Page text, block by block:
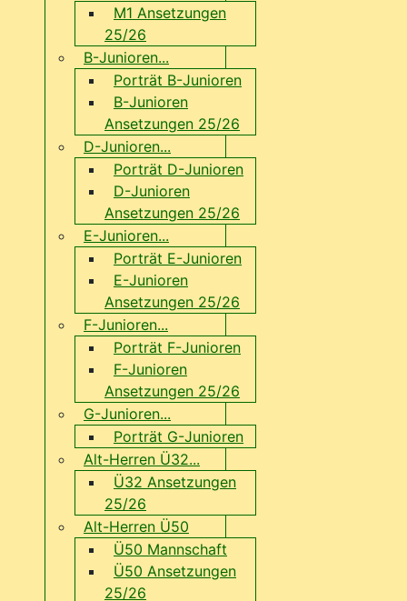
M1 Ansetzungen
25/26
B-Junioren...
Porträt B-Junioren
B-Junioren
Ansetzungen 25/26
D-Junioren...
Porträt D-Junioren
D-Junioren
Ansetzungen 25/26
E-Junioren...
Porträt E-Junioren
E-Junioren
Ansetzungen 25/26
F-Junioren...
Porträt F-Junioren
F-Junioren
Ansetzungen 25/26
G-Junioren...
Porträt G-Junioren
Alt-Herren Ü32...
Ü32 Ansetzungen
25/26
Alt-Herren Ü50
Ü50 Mannschaft
Ü50 Ansetzungen
25/26